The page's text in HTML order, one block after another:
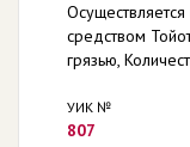
средством
грязью,
УИК №
807